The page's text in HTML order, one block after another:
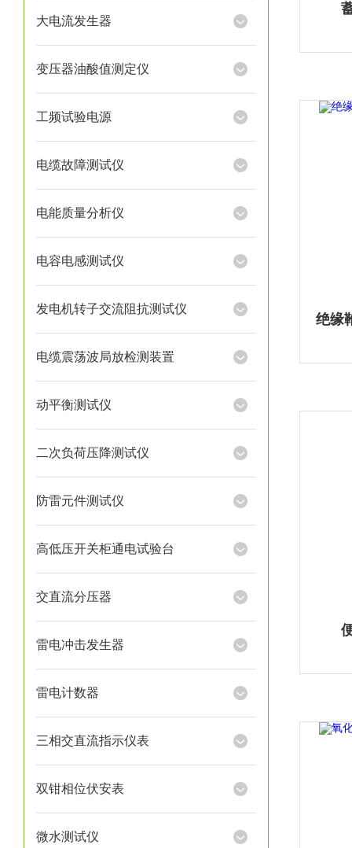
大电流发生器
变压器油酸值测定仪
工频试验电源
电缆故障测试仪
电能质量分析仪
电容电感测试仪
发电机转子交流阻抗测试仪
电缆震荡波局放检测装置
动平衡测试仪
二次负荷压降测试仪
防雷元件测试仪
高低压开关柜通电试验台
交直流分压器
雷电冲击发生器
雷电计数器
三相交直流指示仪表
双钳相位伏安表
微水测试仪